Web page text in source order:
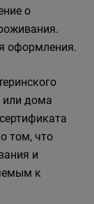
о
оформления.
или дома
том, что
и
к